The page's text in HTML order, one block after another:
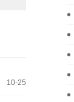
10-25